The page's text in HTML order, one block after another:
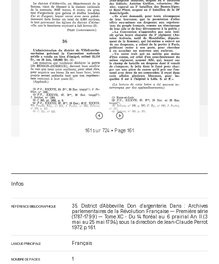
161 sur 724 • Page 161
Infos
RÉFÉRENCE BIBLIOGRAPHIQUE
35. District d’Abbeville. Don d’argenterie. Dans : Archives
parlementaires de la Révolution Française — Première série
(1787-1799) — Tome XC - Du 14 floréal au 6 prairial An II (3
mai au 25 mai 1794) , sous la direction de Jean-Claude Perrot.
1972. p. 161.
LANGUE PRINCIPALE Français
NOMBRE DE PAGES 1